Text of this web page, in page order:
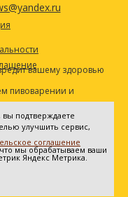
вашему здоровью
пивоварении и
в
связи, информационных
Реестровая
права защищены. 16+
вы подтверждаете
улучшить сервис,
соглашение
мы обрабатываем ваши
Яндекс Метрика.